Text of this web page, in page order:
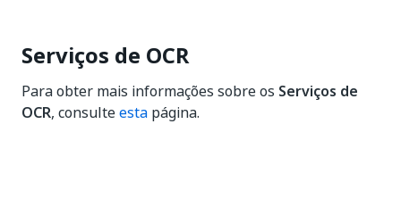
Serviços de OCR
Para obter mais informações sobre os Serviços de
OCR, consulteesta página.